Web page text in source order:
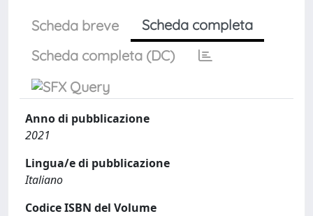
Scheda breve
Scheda completa
Scheda completa (DC)
Anno di pubblicazione
2021
Lingua/e di pubblicazione
Italiano
Codice ISBN del Volume